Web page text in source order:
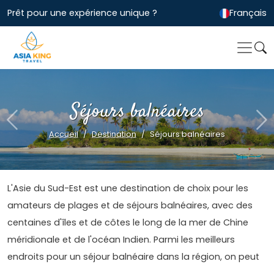
Prêt pour une expérience unique ? Français
Séjours balnéaires
Accueil Destination Séjours balnéaires
Previous
L'Asie du Sud-Est est une destination de choix pour les
amateurs de plages et de séjours balnéaires, avec des
centaines d'îles et de côtes le long de la mer de Chine
méridionale et de l'océan Indien. Parmi les meilleurs
endroits pour un séjour balnéaire dans la région, on peut